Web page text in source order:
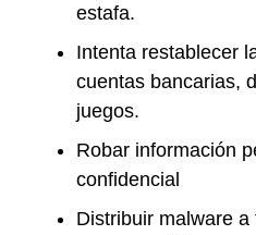
estafa.
Intenta restablecer
cuentas bancarias,
juegos.
Robar información
confidencial
Distribuir malware